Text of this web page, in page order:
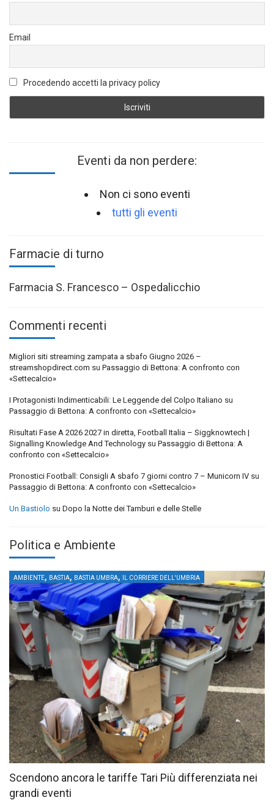
Email
Procedendo accetti la privacy policy
Eventi da non perdere:
Non ci sono eventi
tutti gli eventi
Farmacie di turno
Farmacia S. Francesco – Ospedalicchio
Commenti recenti
Migliori siti streaming zampata a sbafo Giugno 2026 –
streamshopdirect.com su Passaggio di Bettona: A confronto con
«Settecalcio»
I Protagonisti Indimenticabili: Le Leggende del Colpo Italiano su
Passaggio di Bettona: A confronto con «Settecalcio»
Risultati Fase A 2026 2027 in diretta, Football Italia – Siggknowtech |
Signalling Knowledge And Technology su Passaggio di Bettona: A
confronto con «Settecalcio»
Pronostici Football: Consigli A sbafo 7 giorni contro 7 – Municorn IV su
Passaggio di Bettona: A confronto con «Settecalcio»
Un Bastiolo su Dopo la Notte dei Tamburi e delle Stelle
Politica e Ambiente
AMBIENTE, BASTIA, BASTIA UMBRA, IL CORRIERE DELL'UMBRIA
Scendono ancora le tariffe Tari Più differenziata nei
grandi eventi